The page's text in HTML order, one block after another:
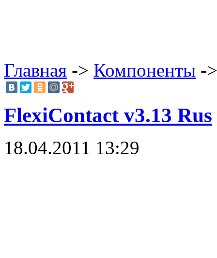
Главная -> Компоненты -
FlexiContact v3.13 Rus
18.04.2011 13:29